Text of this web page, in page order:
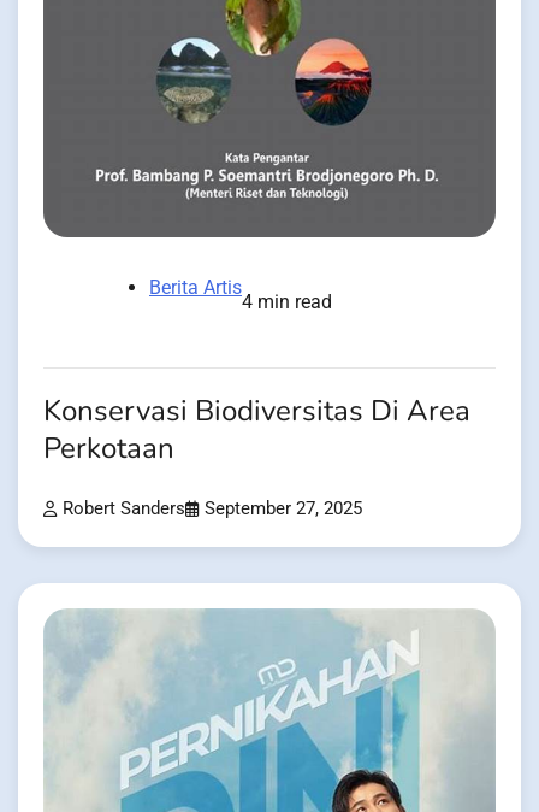
Berita Artis
4 min read
Konservasi Biodiversitas Di Area
Perkotaan
Robert Sanders September 27, 2025